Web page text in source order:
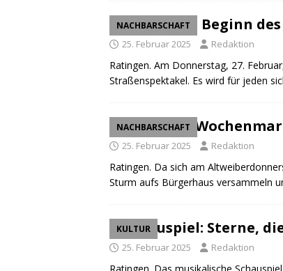
NACHBARSCHAFT
Altweiber: Beginn
25. Februar 2025 Redaktion
Ratingen. Am Donnerstag, 27.
Straßenspektakel. Es wird für jeden
NACHBARSCHAFT
Karneval:
25. Februar 2025 Redaktion
Ratingen. Da sich am
Sturm aufs Bürgerhaus versammeln
KULTUR
Schauspiel: Sterne,
25. Februar 2025 Redaktion